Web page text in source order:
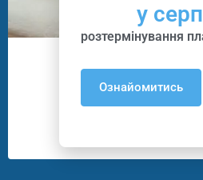
Курси
22
у
розтермінування
Ознайомитись